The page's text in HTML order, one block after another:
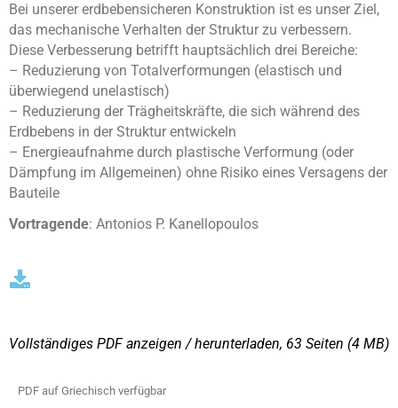
Bei unserer erdbebensicheren Konstruktion ist es unser Ziel,
das mechanische Verhalten der Struktur zu verbessern.
Diese Verbesserung betrifft hauptsächlich drei Bereiche:
– Reduzierung von Totalverformungen (elastisch und
überwiegend unelastisch)
– Reduzierung der Trägheitskräfte, die sich während des
Erdbebens in der Struktur entwickeln
– Energieaufnahme durch plastische Verformung (oder
Dämpfung im Allgemeinen) ohne Risiko eines Versagens der
Bauteile
Vortragende: Antonios P. Kanellopoulos
Vollständiges PDF anzeigen / herunterladen, 63 Seiten (4 MΒ)
PDF auf Griechisch verfügbar